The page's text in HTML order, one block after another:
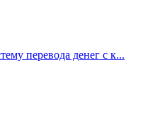
перевода денег с к...